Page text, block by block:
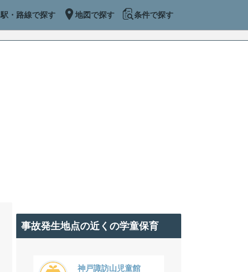
駅・路線で探す 地図で探す 条件で探す
事故発生地点の近くの学童保育
神戸諏訪山児童館